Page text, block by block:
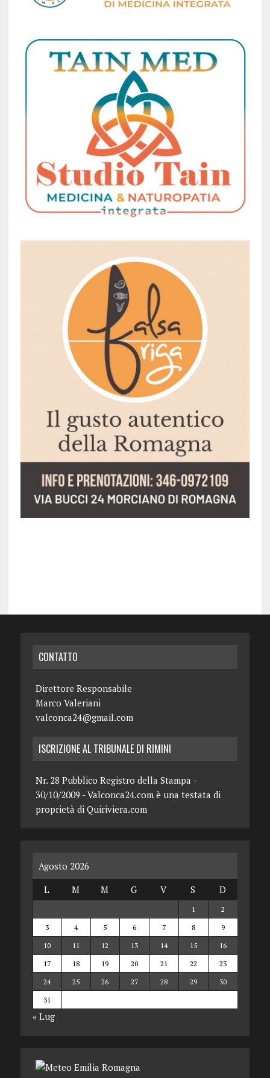
CONTATTO
Direttore Responsabile
Marco Valeriani
valconca24@gmail.com
ISCRIZIONE AL TRIBUNALE DI RIMINI
Nr. 28 Pubblico Registro della Stampa -
30/10/2009 - Valconca24.com è una testata di
proprietà di Quiriviera.com
Agosto 2026
L
M M G V S D
1
2
3
4 5 6 7 8
9
10
11 12 13 14 15
16
17
18 19 20 21 22
23
24
25 26 27 28 29
30
31
« Lug